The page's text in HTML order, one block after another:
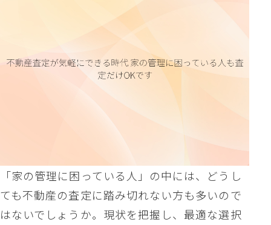
「家の管理に困っている人」の中には、どうし
ても不動産の査定に踏み切れない方も多いので
はないでしょうか。現状を把握し、最適な選択